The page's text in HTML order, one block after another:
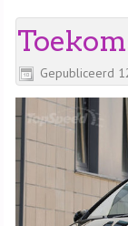
Gepubliceerd